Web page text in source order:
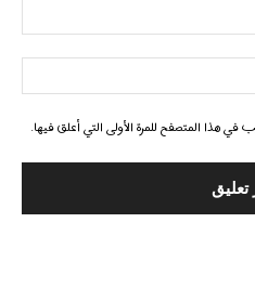
في هذا المتصفح للمرة الأولى التي أعلق فيها.